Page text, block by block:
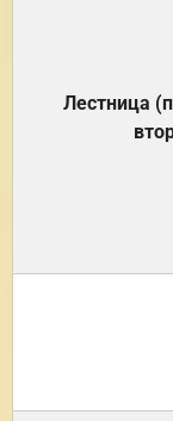
Лестница